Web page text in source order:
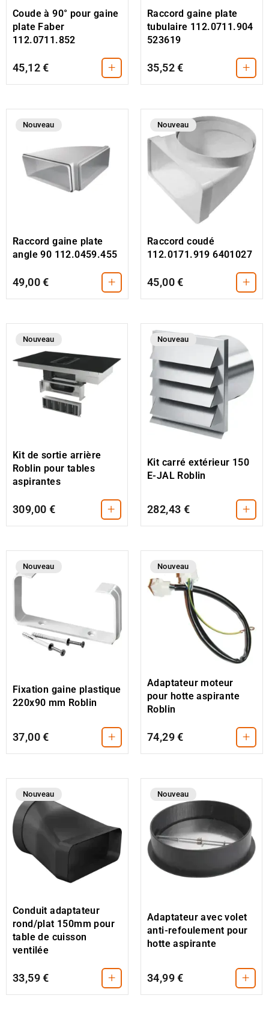
Coude à 90° pour gaine
plate Faber
112.0711.852
45,12 € +
Raccord gaine plate
tubulaire 112.0711.904
523619
35,52 € +
Nouveau
Raccord gaine plate
angle 90 112.0459.455
49,00 € +
Nouveau
Raccord coudé
112.0171.919 6401027
45,00 € +
Nouveau
Kit de sortie arrière
Roblin pour tables
aspirantes
309,00 € +
Nouveau
Kit carré extérieur 150
E-JAL Roblin
282,43 € +
Nouveau
Fixation gaine plastique
220x90 mm Roblin
37,00 € +
Nouveau
Adaptateur moteur
pour hotte aspirante
Roblin
74,29 € +
Nouveau
Conduit adaptateur
rond/plat 150mm pour
table de cuisson
ventilée
33,59 € +
Nouveau
Adaptateur avec volet
anti-refoulement pour
hotte aspirante
34,99 € +